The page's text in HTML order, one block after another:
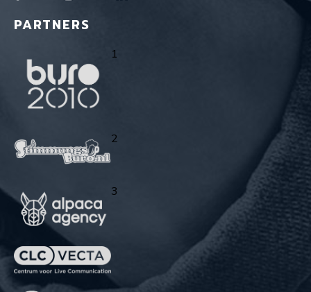
PARTNERS
1
2
3